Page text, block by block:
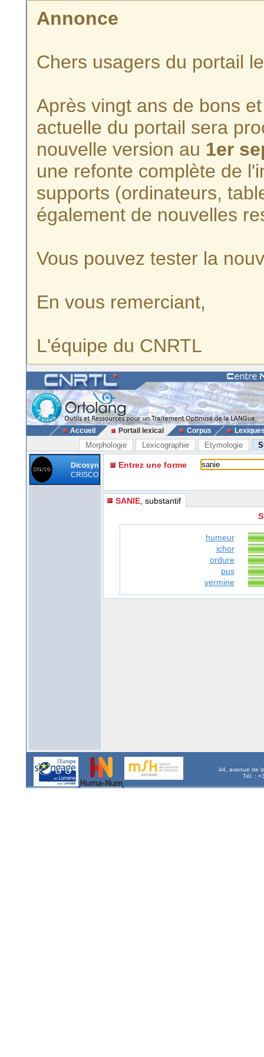
Annonce
Chers usagers du portail
Après vingt ans de bons
actuelle du portail sera
nouvelle version au 1er
une refonte complète de
supports (ordinateurs,
également de nouvelles
Vous pouvez tester la
En vous remerciant,
L'équipe du CNRTL
Accueil Portail lexical Corpus
Morphologie Lexicographie Etymologie
Dicosyn
CRISCO
Entrez une forme
SANIE , substantif
humeur
ichor
ordure
pus
vermine
44, avenue de
Tél. :